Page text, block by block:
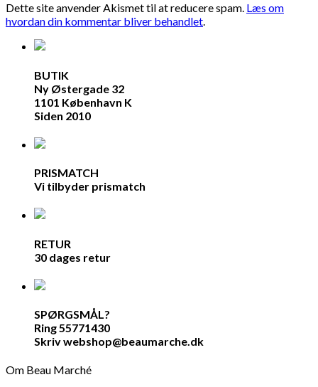
Dette site anvender Akismet til at reducere spam. Læs om
hvordan din kommentar bliver behandlet.
BUTIK
Ny Østergade 32
1101 København K
Siden 2010
PRISMATCH
Vi tilbyder prismatch
RETUR
30 dages retur
SPØRGSMÅL?
Ring 55771430
Skriv webshop@beaumarche.dk
Om Beau Marché